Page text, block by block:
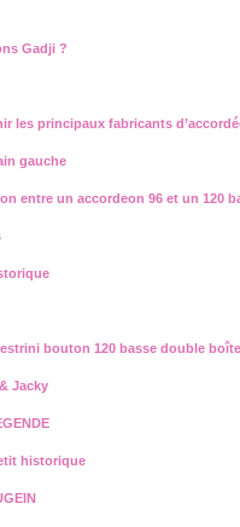
Gadji ?
les principaux fabricants
gauche
entre un accordeon 96 et un 120
bouton 120 basse double boîte
Jacky
historique